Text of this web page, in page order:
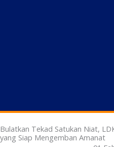
Bulatkan Tekad Satukan Niat,
yang Siap Mengemban Amanat